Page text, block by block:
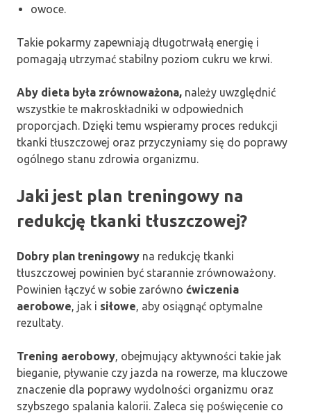
owoce.
Takie pokarmy zapewniają długotrwałą energię i
pomagają utrzymać stabilny poziom cukru we krwi.
Aby dieta była zrównoważona, należy uwzględnić
wszystkie te makroskładniki w odpowiednich
proporcjach. Dzięki temu wspieramy proces redukcji
tkanki tłuszczowej oraz przyczyniamy się do poprawy
ogólnego stanu zdrowia organizmu.
Jaki jest plan treningowy na
redukcję tkanki tłuszczowej?
Dobry plan treningowy na redukcję tkanki
tłuszczowej powinien być starannie zrównoważony.
Powinien łączyć w sobie zarówno ćwiczenia
aerobowe, jak i siłowe, aby osiągnąć optymalne
rezultaty.
Trening aerobowy, obejmujący aktywności takie jak
bieganie, pływanie czy jazda na rowerze, ma kluczowe
znaczenie dla poprawy wydolności organizmu oraz
szybszego spalania kalorii. Zaleca się poświęcenie co